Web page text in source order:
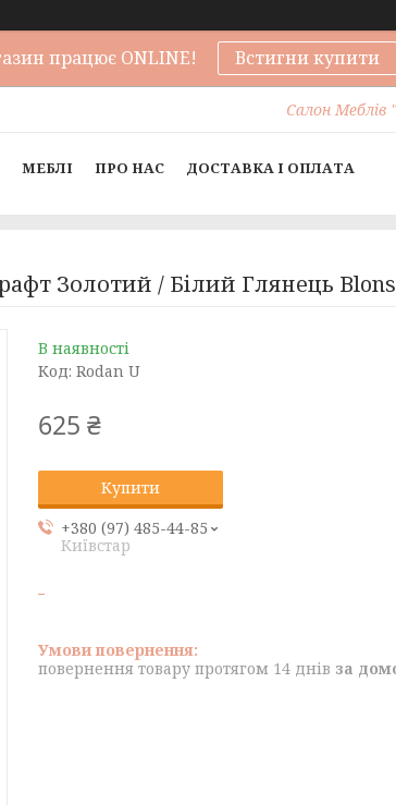
працює ONLINE! Встигни купити
Салон Меблів
МЕБЛІ ПРО НАС ДОСТАВКА І ОПЛАТА
Золотий / Білий Глянець
В наявності
Код: Rodan U
625 ₴
Купити
+380 (97) 485-44-85
Київстар
повернення товару протягом 14 днів за